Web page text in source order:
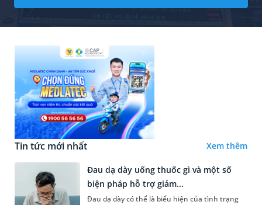
Tin tức mới nhất Xem thêm
Đau dạ dày uống thuốc gì và một số
biện pháp hỗ trợ giảm...
Đau dạ dày có thể là biểu hiện của tình trạng